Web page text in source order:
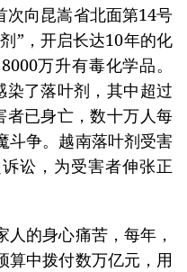
次向昆嵩省北面第14号
”，开启长达10年的化
万升有毒化学品。
了落叶剂，其中超过
者已身亡，数十万人每
斗争。越南落叶剂受害
讼，为受害者伸张正
的身心痛苦，每年，
算中拨付数万亿元，用